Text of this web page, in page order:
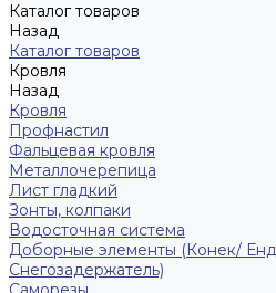
Каталог товаров
Назад
Каталог товаров
Кровля
Назад
Кровля
Профнастил
Фальцевая кровля
Металлочерепица
Лист гладкий
Зонты, колпаки
Водосточная система
Доборные элементы (Конек/
Снегозадержатель)